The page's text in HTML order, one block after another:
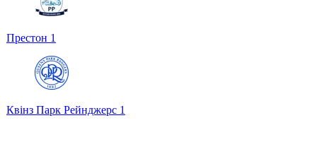
Престон 1
Квінз Парк Рейнджерс 1